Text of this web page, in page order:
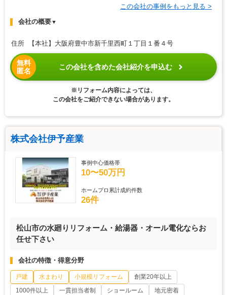
この会社の事例をもっと見る >
会社の概要▼
住所 【本社】大阪府豊中市新千里西町１丁目１番４号
無料
匿名
この会社を含めた会社紹介を申込む
※リフォーム内容によっては、
この会社をご紹介できない場合があります。
株式会社伊予産業
事例中心価格帯
10〜50万円
ホームプロ累計成約件数
26件
松山市の水廻りリフォーム・給湯器・オール電化ならお
任せ下さい
会社の特徴・得意分野
戸建 水まわり 小規模リフォーム
創業20年以上
1000件以上
一貫担当者制 ショールーム 地元密着